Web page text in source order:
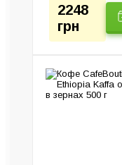
2248
грн